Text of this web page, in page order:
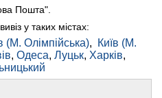
Пошта".
у таких містах:
(М. Олімпійська),
Київ (М.
, Одеса, Луцьк, Харків,